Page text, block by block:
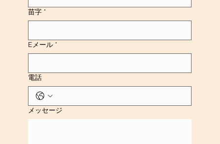
苗字 *
Eメール *
電話
メッセージ